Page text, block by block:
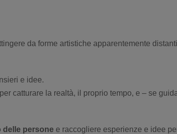
da forme artistiche apparentemente
e idee.
catturare la realtà, il proprio tempo, e – se
delle persone e raccogliere esperienze e idee